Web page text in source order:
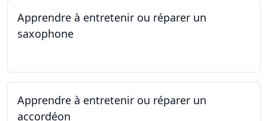
Apprendre à entretenir ou réparer un
saxophone
Apprendre à entretenir ou réparer un
accordéon